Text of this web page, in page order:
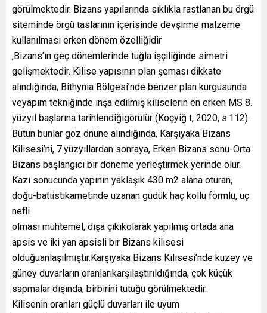
görülmektedir. Bizans yapılarında sıklıkla rastlanan bu örgü
siteminde örgü taslarının içerisinde devşirme malzeme
kullanılması erken dönem özelliğidir
,Bizans’ın geç dönemlerinde tuğla işçiliğinde simetri
gelişmektedir. Kilise yapısının plan şeması dikkate
alındığında, Bithynia Bölgesi’nde benzer plan kurgusunda
veyapım tekniğinde inşa edilmiş kiliselerin en erken MS 8.
yüzyıl başlarına tarihlendiğigörülür (Koçyiğ t, 2020, s.112).
Bütün bunlar göz önüne alındığında, Karşıyaka Bizans
Kilisesi’ni, 7.yüzyıllardan sonraya, Erken Bizans sonu-Orta
Bizans başlangıcı bir döneme yerleştirmek yerinde olur.
Kazı sonucunda yapının yaklaşık 430 m2 alana oturan,
doğu-batıistikametinde uzanan güdük haç kollu formlu, üç
nefli
olması muhtemel, dışa çıkıkolarak yapılmış ortada ana
apsis ve iki yan apsisli bir Bizans kilisesi
olduğuanlaşılmıştır.Karşıyaka Bizans Kilisesi’nde kuzey ve
güney duvarların oranlarıkarşılaştırıldığında, çok küçük
sapmalar dışında, birbirini tutuğu görülmektedir.
Kilisenin oranları güçlü duvarları ile uyum